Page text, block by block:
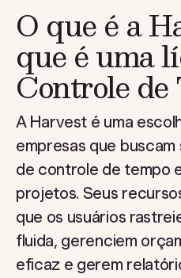
O que é a
que é uma
Controle de
A Harvest é uma
empresas que
de controle de tempo
projetos. Seus
que os usuários
fluida, gerenciem
eficaz e gerem